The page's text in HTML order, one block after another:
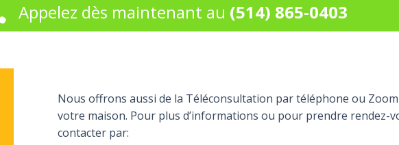
Appelez dès maintenant au (514) 865-0403
Nous offrons aussi de la Téléconsultation par téléphone ou
votre maison. Pour plus d’informations ou pour prendre rendez-
contacter par: